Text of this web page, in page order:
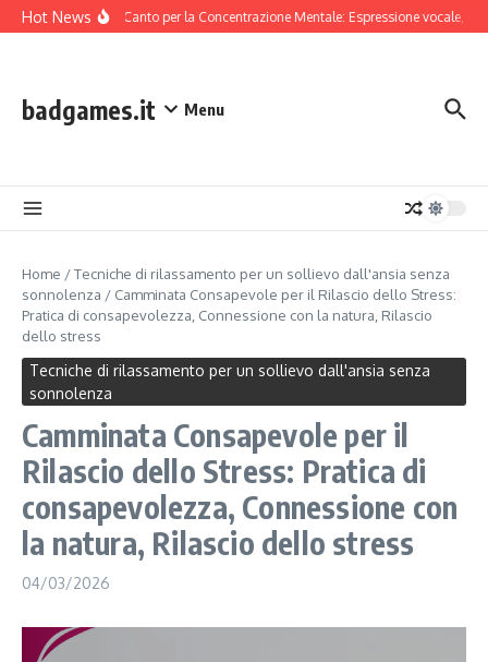
Skip to content
Hot News
Tecniche di Canto per la Concentrazione Mentale: Espressione vocale,
badgames.it Menu
Home /Tecniche di rilassamento per un sollievo dall'ansia senza
sonnolenza / Camminata Consapevole per il Rilascio dello Stress:
Pratica di consapevolezza, Connessione con la natura, Rilascio
dello stress
Tecniche di rilassamento per un sollievo dall'ansia senza
sonnolenza
Camminata Consapevole per il
Rilascio dello Stress: Pratica di
consapevolezza, Connessione con
la natura, Rilascio dello stress
04/03/2026